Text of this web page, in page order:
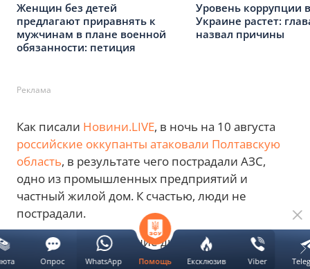
Женщин без детей
предлагают приравнять к
мужчинам в плане военной
обязанности: петиция
Уровень коррупции в
Украине растет:
назвал причины
Реклама
Как писали Новини.LIVE, в ночь на 10 августа
российские оккупанты атаковали Полтавскую
область, в результате чего пострадали АЗС,
одно из промышленных предприятий и
частный жилой дом. К счастью, люди не
пострадали.
Кроме того, в последние дни российские
оккупанты активизировали атаки на
Помощь Ексклюзив Viber
Опрос WhatsApp